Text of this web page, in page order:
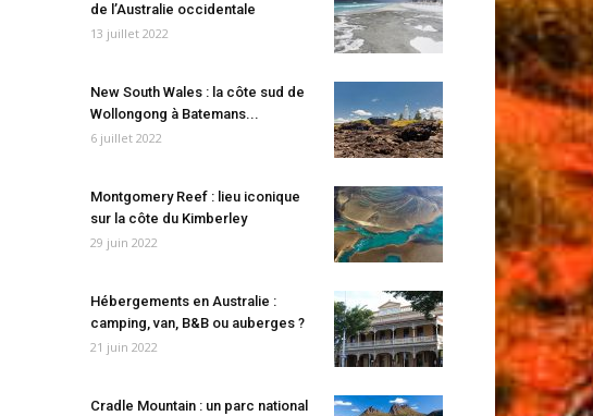
de l’Australie occidentale
13 juillet 2022
New South Wales : la côte sud de
Wollongong à Batemans...
6 juillet 2022
Montgomery Reef : lieu iconique
sur la côte du Kimberley
29 juin 2022
Hébergements en Australie :
camping, van, B&B ou auberges ?
21 juin 2022
Cradle Mountain : un parc national